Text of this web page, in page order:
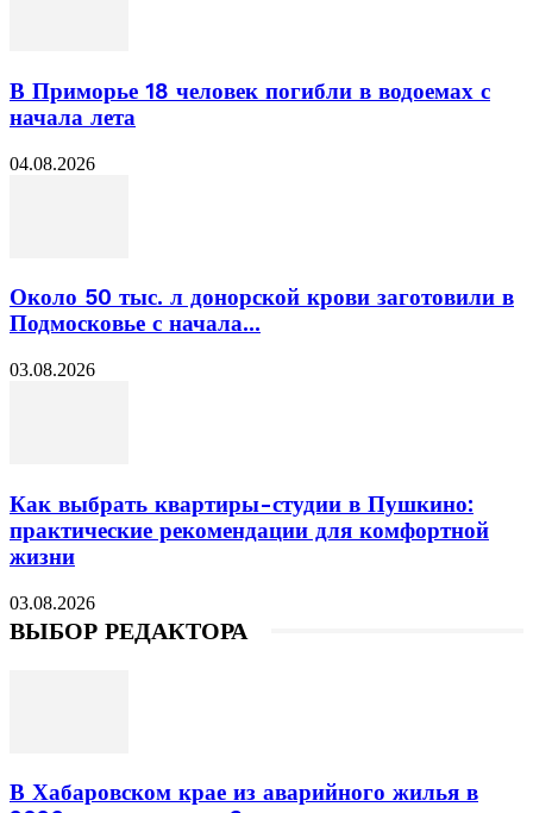
В Приморье 18 человек погибли в водоемах с
начала лета
04.08.2026
Около 50 тыс. л донорской крови заготовили в
Подмосковье с начала...
03.08.2026
Как выбрать квартиры-студии в Пушкино:
практические рекомендации для комфортной
жизни
03.08.2026
ВЫБОР РЕДАКТОРА
В Хабаровском крае из аварийного жилья в